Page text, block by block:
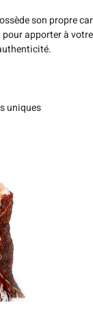
son propre
apporter à
uniques
de produits
Table
de Noël